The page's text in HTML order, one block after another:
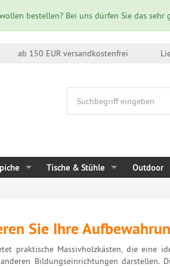
bestellen? Bei uns dürfen Sie das
ab 150 EUR versandkostenfrei
Tische & Stühle Outdoor
Sie Ihre
praktische Massivholzkästen, die eine
Bildungseinrichtungen darstellen.